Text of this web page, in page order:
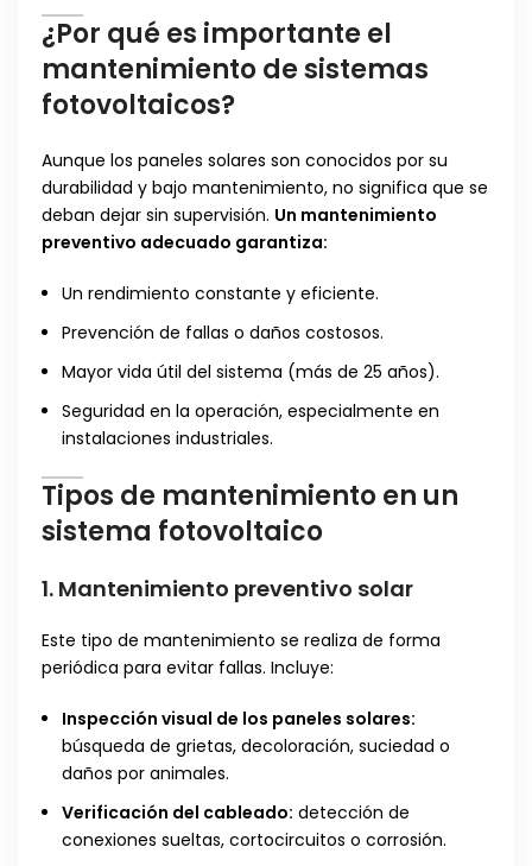
¿Por qué es importante el
mantenimiento de sistemas
fotovoltaicos?
Aunque los paneles solares son conocidos por su
durabilidad y bajo mantenimiento, no significa que se
deban dejar sin supervisión. Un mantenimiento
preventivo adecuado garantiza:
Un rendimiento constante y eficiente.
Prevención de fallas o daños costosos.
Mayor vida útil del sistema (más de 25 años).
Seguridad en la operación, especialmente en
instalaciones industriales.
Tipos de mantenimiento en un
sistema fotovoltaico
1. Mantenimiento preventivo solar
Este tipo de mantenimiento se realiza de forma
periódica para evitar fallas. Incluye:
Inspección visual de los paneles solares:
búsqueda de grietas, decoloración, suciedad o
daños por animales.
Verificación del cableado: detección de
conexiones sueltas, cortocircuitos o corrosión.